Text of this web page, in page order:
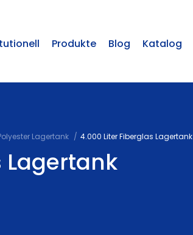
Produkte Blog Katalog
Lagertank 4.000 Liter Fiberglas Lagertank
Lagertank